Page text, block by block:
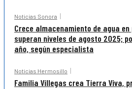
Noticias Sonora
Crece almacenamiento de agua
superan niveles de agosto 2025;
año, según especialista
Noticias Hermosillo
Familia Villegas crea Tierra Viva,